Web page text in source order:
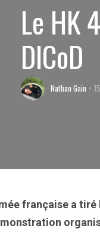
Le HK
DICoD
Nathan Gain
française a